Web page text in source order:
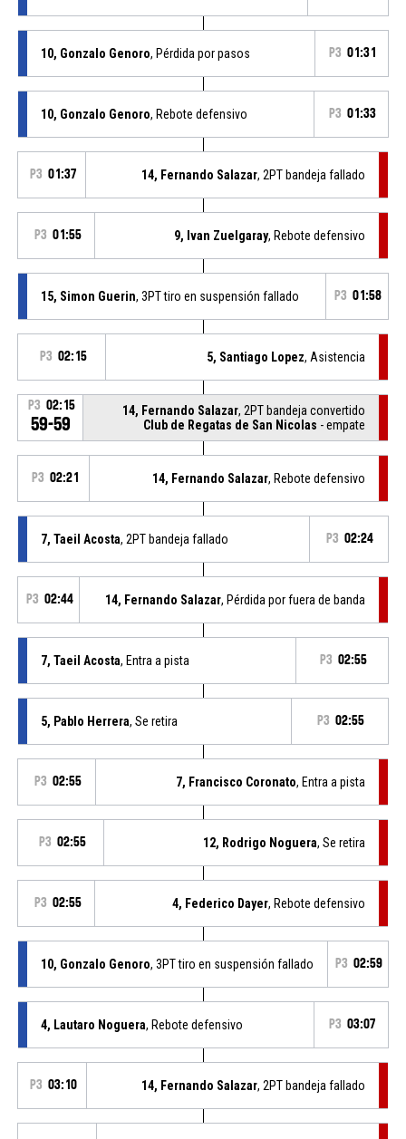
10, Gonzalo Genoro, Pérdida por pasos P3 01:31
10, Gonzalo Genoro, Rebote defensivo P3 01:33
P3 01:37 14, Fernando Salazar, 2PT bandeja fallado
P3 01:55 9, Ivan Zuelgaray, Rebote defensivo
15, Simon Guerin, 3PT tiro en suspensión fallado P3 01:58
P3 02:15 5, Santiago Lopez, Asistencia
P3 02:15
59-59
14, Fernando Salazar, 2PT bandeja convertido
Club de Regatas de San Nicolas - empate
P3 02:21 14, Fernando Salazar, Rebote defensivo
7, Taeil Acosta, 2PT bandeja fallado P3 02:24
P3 02:44 14, Fernando Salazar, Pérdida por fuera de banda
7, Taeil Acosta, Entra a pista P3 02:55
5, Pablo Herrera, Se retira P3 02:55
P3 02:55 7, Francisco Coronato, Entra a pista
P3 02:55 12, Rodrigo Noguera, Se retira
P3 02:55 4, Federico Dayer, Rebote defensivo
10, Gonzalo Genoro, 3PT tiro en suspensión fallado P3 02:59
4, Lautaro Noguera, Rebote defensivo P3 03:07
P3 03:10 14, Fernando Salazar, 2PT bandeja fallado